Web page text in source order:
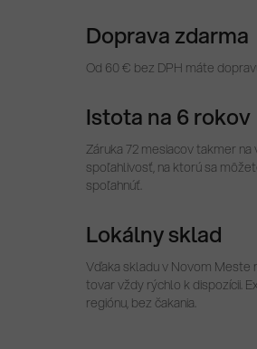
Doprava zdarma
Od 60 € bez DPH máte
Istota na 6 rokov
Záruka 72 mesiacov takmer
spoľahlivosť, na ktorú sa
spoľahnúť.
Lokálny sklad
Vďaka skladu v Novom Meste
tovar vždy rýchlo k dispozícii.
regiónu, bez čakania.